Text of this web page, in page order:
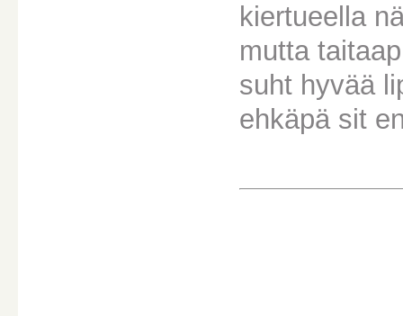
kiertueella
mutta
suht hyvää
ehkäpä sit